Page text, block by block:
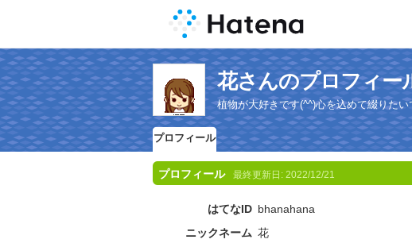
花さんのプロフィー
植物が大好きです(^^)心を込めて綴りた
プロフィール
プロフィール 最終更新日: 2022/12/21
はてなID bhanahana
ニックネーム 花